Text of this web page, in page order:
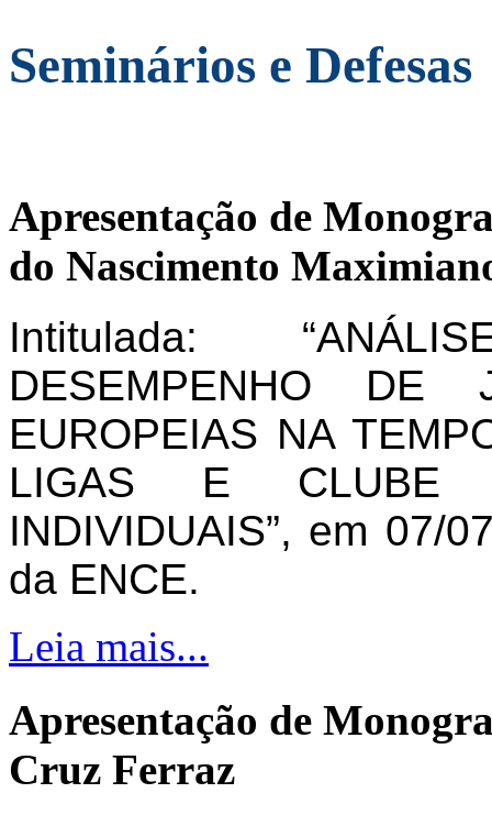
Seminários e Defesas
Apresentação de
do Nascimento
Intitulada:
DESEMPENHO DE
EUROPEIAS NA
LIGAS E CLUBE
INDIVIDUAIS”, em 07/
da ENCE.
Leia mais...
Apresentação de
Cruz Ferraz